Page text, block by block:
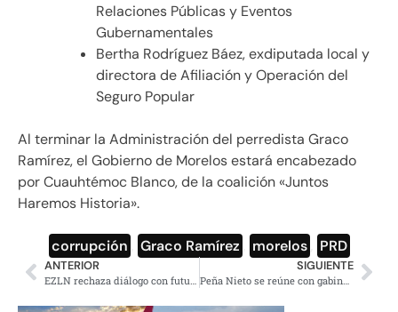
Relaciones Públicas y Eventos
Gubernamentales
Bertha Rodríguez Báez, exdiputada local y
directora de Afiliación y Operación del
Seguro Popular
Al terminar la Administración del perredista Graco
Ramírez, el Gobierno de Morelos estará encabezado
por Cuauhtémoc Blanco, de la coalición «Juntos
Haremos Historia».
corrupción Graco Ramírez morelos PRD
ANTERIOR SIGUIENTE